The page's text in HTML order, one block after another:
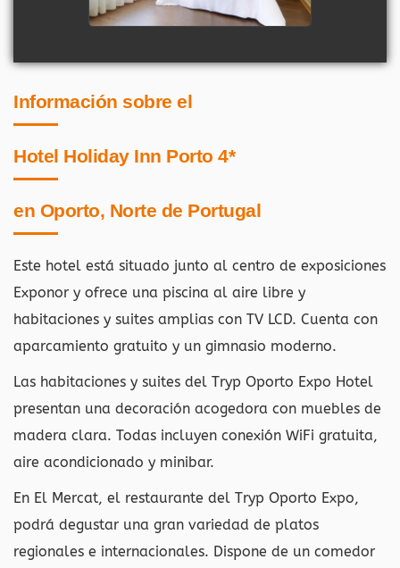
Información sobre el
Hotel Holiday Inn Porto 4*
en Oporto, Norte de Portugal
Este hotel está situado junto al centro de exposiciones
Exponor y ofrece una piscina al aire libre y
habitaciones y suites amplias con TV LCD. Cuenta con
aparcamiento gratuito y un gimnasio moderno.
Las habitaciones y suites del Tryp Oporto Expo Hotel
presentan una decoración acogedora con muebles de
madera clara. Todas incluyen conexión WiFi gratuita,
aire acondicionado y minibar.
En El Mercat, el restaurante del Tryp Oporto Expo,
podrá degustar una gran variedad de platos
regionales e internacionales. Dispone de un comedor